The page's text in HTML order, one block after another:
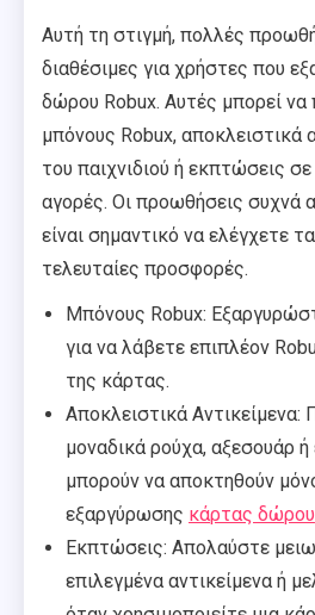
Αυτή τη στιγμή, πολλές
διαθέσιμες για χρήστες που
δώρου Robux. Αυτές μπορεί να
μπόνους Robux, αποκλειστικά
του παιχνιδιού ή εκπτώσεις
αγορές. Οι προωθήσεις συχνά
είναι σημαντικό να ελέγχετε
τελευταίες προσφορές.
Μπόνους Robux:
για να λάβετε επιπλέον
της κάρτας.
Αποκλειστικά
μοναδικά ρούχα, αξεσουάρ
μπορούν να αποκτηθούν
εξαργύρωσης κάρτας δώρου
Εκπτώσεις: Απολαύστε
επιλεγμένα αντικείμενα ή